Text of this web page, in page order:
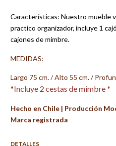
Características: Nuestro mueble
practico organizador, incluye 1
cajones de mimbre.
MEDIDAS:
Largo 75 cm. / Alto 55 cm. /
*Incluye 2 cestas de mimbre *
Hecho en Chile | Producción
Marca registrada
DETALLES